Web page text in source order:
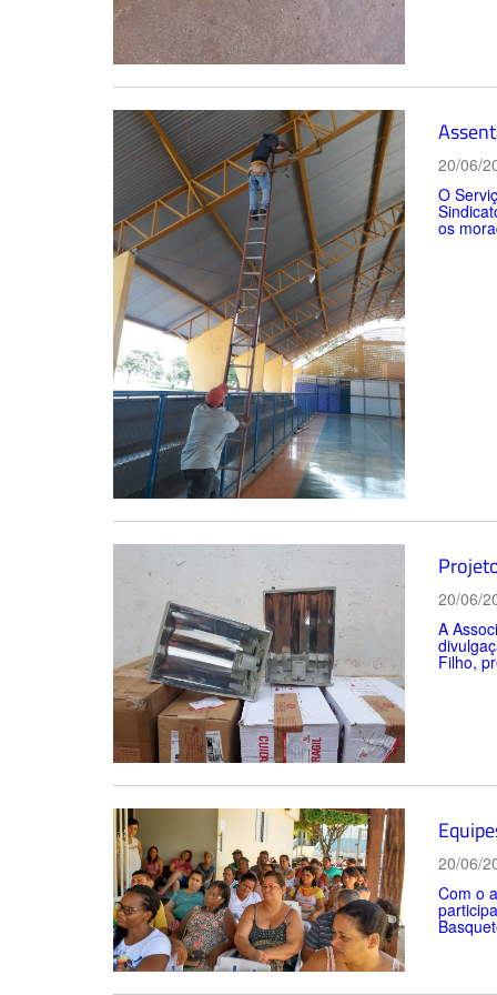
20/06/
O
os
20/06/
A
Filho,
20/06/
Com o